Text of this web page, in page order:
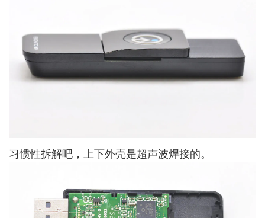
习惯性拆解吧，上下外壳是超声波焊接的。